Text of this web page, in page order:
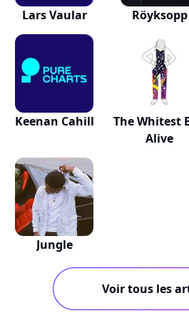
Lars Vaular Röyksopp
Keenan Cahill
The Whitest
Alive
Jungle
Voir tous les